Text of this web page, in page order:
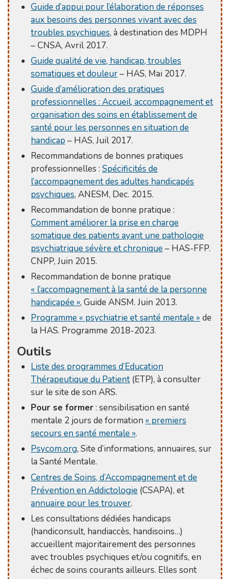
Guide d’appui pour l’élaboration de réponses
aux besoins des personnes vivant avec des
troubles psychiques, à destination des MDPH
– CNSA, Avril 2017.
Guide qualité de vie, handicap, troubles
somatiques et douleur– HAS, Mai 2017.
Guide d’amélioration des pratiques
professionnelles : Accueil, accompagnement et
organisation des soins en établissement de
santé pour les personnes en situation de
handicap – HAS, Juil 2017.
Recommandations de bonnes pratiques
professionnelles : Spécificités de
l’accompagnement des adultes handicapés
psychiques, ANESM, Dec. 2015.
Recommandation de bonne pratique :
Comment améliorer la prise en charge
somatique des patients ayant une pathologie
psychiatrique sévère et chronique– HAS-FFP.
CNPP, Juin 2015.
Recommandation de bonne pratique
« l’accompagnement à la santé de la personne
handicapée », Guide ANSM. Juin 2013.
Programme « psychiatrie et santé mentale » de
la HAS. Programme 2018-2023.
Outils
Liste des programmes d’Education
Thérapeutique du Patient (ETP), à consulter
sur le site de son ARS.
Pour se former: sensibilisation en santé
mentale 2 jours de formation « premiers
secours en santé mentale ».
Psycom.org, Site d’informations, annuaires, sur
la Santé Mentale.
Centres de Soins, d’Accompagnement et de
Prévention en Addictologie (CSAPA), et
annuaire pour les trouver.
Les consultations dédiées handicaps
(handiconsult, handiaccès, handisoins…)
accueillent majoritairement des personnes
avec troubles psychiques et/ou cognitifs, en
échec de soins courants ailleurs. Elles sont